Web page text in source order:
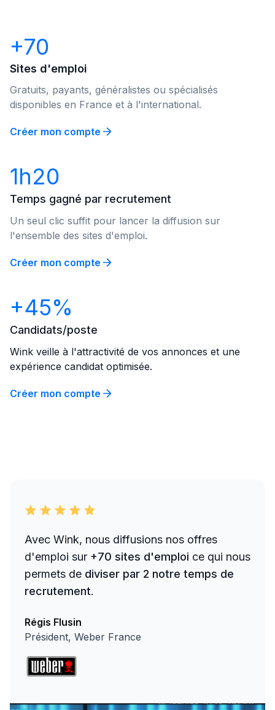
+70
Sites d'emploi
Gratuits, payants, généralistes ou spécialisés
disponibles en France et à l'international.
Créer mon compte
1h20
Temps gagné par recrutement
Un seul clic suffit pour lancer la diffusion sur
l'ensemble des sites d'emploi.
Créer mon compte
+45%
Candidats/poste
Wink veille à l'attractivité de vos annonces et une
expérience candidat optimisée.
Créer mon compte
Avec Wink, nous diffusions nos offres
d'emploi sur +70 sites d'emploi ce qui nous
permets de diviser par 2 notre temps de
recrutement.
Régis Flusin
Président, Weber France